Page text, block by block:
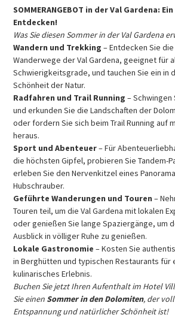
SOMMERANGEBOT in der Val Gardena:
Entdecken!
Was Sie diesen Sommer in der Val Gardena
Wandern und Trekking – Entdecken Sie
Wanderwege der Val Gardena, geeignet für
Schwierigkeitsgrade, und tauchen Sie ein in
Schönheit der Natur.
Radfahren und Trail Running – Schwingen
und erkunden Sie die Landschaften der
oder fordern Sie sich beim Trail Running auf
heraus.
Sport und Abenteuer– Für
die höchsten Gipfel, probieren Sie Tandem-
erleben Sie den Nervenkitzel eines
Hubschrauber.
Geführte Wanderungen und Touren –
Touren teil, um die Val Gardena mit lokalen
oder genießen Sie lange Spaziergänge, um
Ausblick in völliger Ruhe zu genießen.
Lokale Gastronomie – Kosten Sie
in Berghütten und typischen Restaurants für
kulinarisches Erlebnis.
Buchen Sie jetzt Ihren Aufenthalt im Hotel
Sie einen Sommer in den Dolomiten, der
Entspannung und natürlicher Schönheit ist!